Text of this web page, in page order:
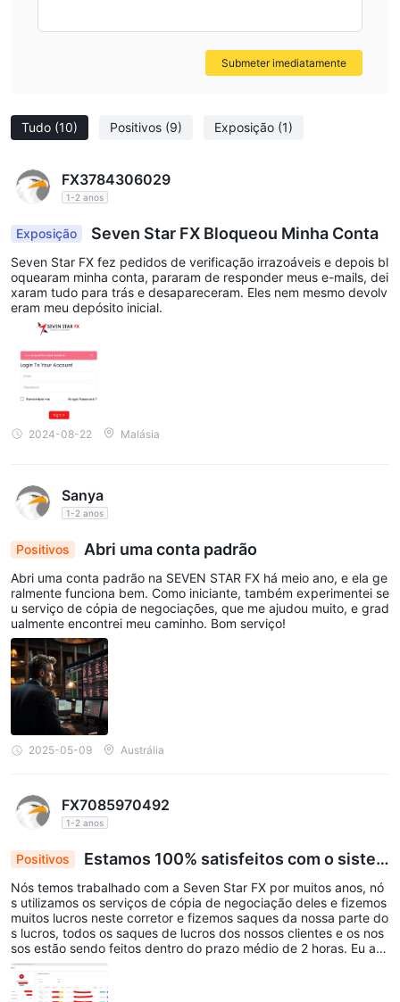
Tudo (10) Positivos (9) Exposição (1)
FX3784306029
1-2 anos
Exposição Seven Star FX Bloqueou Minha Conta
Seven Star FX fez pedidos de verificação irrazoáveis e depois bl
oquearam minha conta, pararam de responder meus e-mails, dei
xaram tudo para trás e desapareceram. Eles nem mesmo devolv
eram meu depósito inicial.
2024-08-22 Malásia
Sanya
1-2 anos
Positivos Abri uma conta padrão
Abri uma conta padrão na SEVEN STAR FX há meio ano, e ela ge
ralmente funciona bem. Como iniciante, também experimentei se
u serviço de cópia de negociações, que me ajudou muito, e grad
ualmente encontrei meu caminho. Bom serviço!
2025-05-09 Austrália
FX7085970492
1-2 anos
Positivos
Estamos 100% satisfeitos com o siste
ma de saque
Nós temos trabalhado com a Seven Star FX por muitos anos, nó
s utilizamos os serviços de cópia de negociação deles e fizemos
muitos lucros neste corretor e fizemos saques da nossa parte do
s lucros, todos os saques de lucros dos nossos clientes e os nos
sos estão sendo feitos dentro do prazo médio de 2 horas. Eu an
exei algumas capturas de tela de transações de saque com o va
lor, para que todos possam entender o quão confiável é este cor
retor. Eu recomendo este corretor 10000%
Submeter imediatamente